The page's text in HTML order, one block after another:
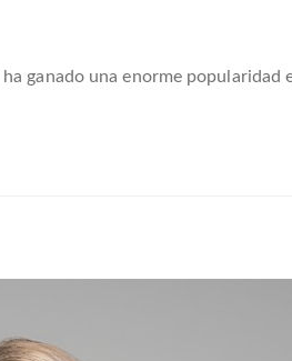
ganado una enorme popularidad